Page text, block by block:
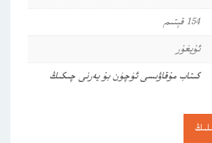
154 قېتىم
ئۇيغۇر
كىتاب مۇقاۋىسى ئۈچۈن بۇ يەرنى چىكىڭ